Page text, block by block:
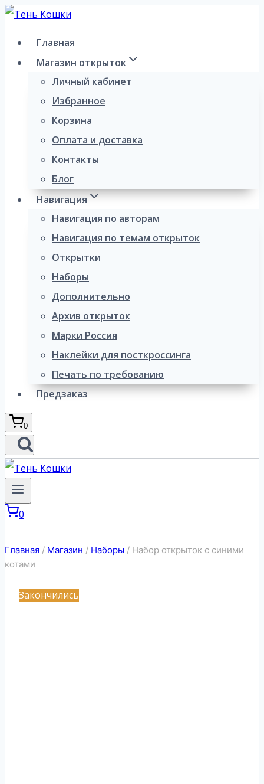
Перейти
содержимому
Главная
Магазин открыток
Личный кабинет
Избранное
Корзина
Оплата и доставка
Контакты
Блог
Навигация
Навигация по авторам
Навигация по темам открыток
Открытки
Наборы
Дополнительно
Архив открыток
Марки Россия
Наклейки для посткроссинга
Печать по требованию
Предзаказ
0
0
Главная / Магазин / Наборы / Набор открыток с синими
котами
Закончились